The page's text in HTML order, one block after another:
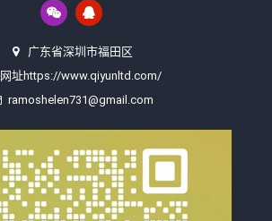
广东省深圳市福田区
网址https://www.qiyunltd.com/
ramoshelen731@gmail.com